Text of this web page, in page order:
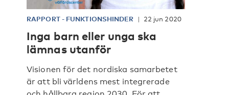
RAPPORT- FUNKTIONSHINDER 22 jun 2020
Inga barn eller unga ska
lämnas utanför
Visionen för det nordiska samarbetet
är att bli världens mest integrerade